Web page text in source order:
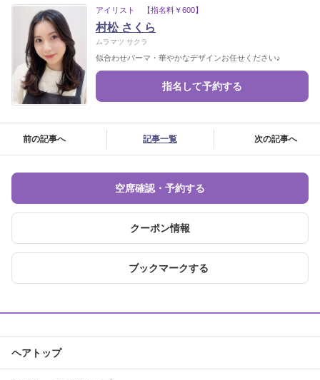
アイリスト 【指名料￥600】
村松 さくら
ムラマツ サクラ
似合わせパーマ・華やかなデザインお任せください♪
指名して予約する
前の記事へ 記事一覧 次の記事へ
空席確認・予約する
クーポン情報
ブックマークする
ヘアトップ